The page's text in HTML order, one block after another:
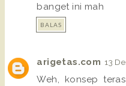
banget ini mah
BALAS
arigetas.com 13
Weh, konsep